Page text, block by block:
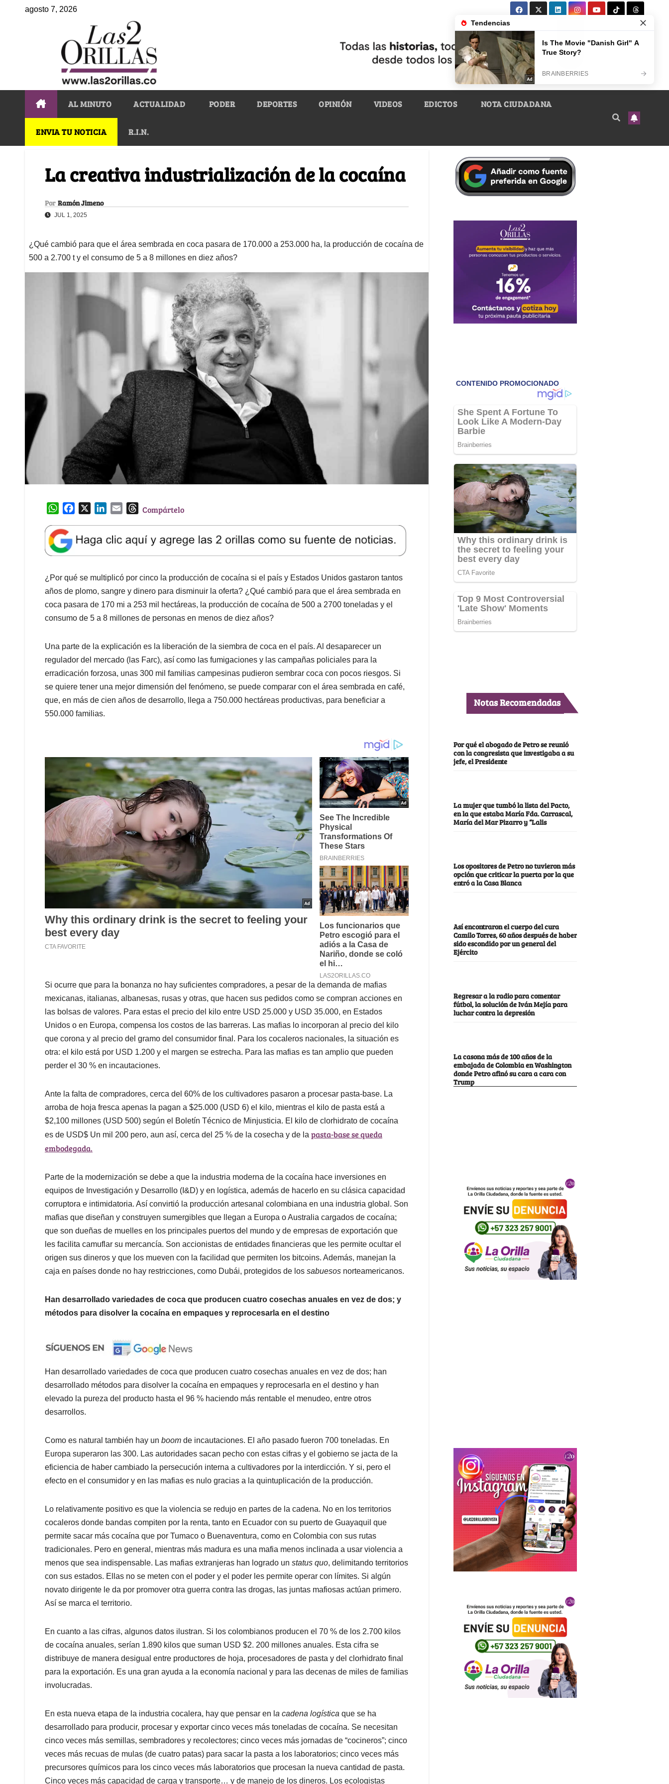
agosto 7, 2026
AL MINUTO ACTUALIDAD PODER DEPORTES OPINIÓN VIDEOS EDICTOS NOTA CIUDADANA
ENVIA TU NOTICIA R.I.N.
La creativa industrialización de la cocaína
Por Ramón Jimeno
JUL 1, 2025
¿Qué cambió para que el área sembrada en coca pasara de 170.000 a 253.000 ha, la producción de cocaína de
500 a 2.700 t y el consumo de 5 a 8 millones en diez años?
W
a
t
s
p
p
e
b
o
k
k
e
I
n
l
T
e
a
s
Compártelo
¿Por qué se multiplicó por cinco la producción de cocaína si el país y Estados Unidos gastaron tantos
años de plomo, sangre y dinero para disminuir la oferta? ¿Qué cambió para que el área sembrada en
coca pasara de 170 mi a 253 mil hectáreas, la producción de cocaína de 500 a 2700 toneladas y el
consumo de 5 a 8 millones de personas en menos de diez años?
Una parte de la explicación es la liberación de la siembra de coca en el país. Al desaparecer un
regulador del mercado (las Farc), así como las fumigaciones y las campañas policiales para la
erradicación forzosa, unas 300 mil familias campesinas pudieron sembrar coca con pocos riesgos. Si
se quiere tener una mejor dimensión del fenómeno, se puede comparar con el área sembrada en café,
que, en más de cien años de desarrollo, llega a 750.000 hectáreas productivas, para beneficiar a
550.000 familias.
Si ocurre que para la bonanza no hay suficientes compradores, a pesar de la demanda de mafias
mexicanas, italianas, albanesas, rusas y otras, que hacen sus pedidos como se compran acciones en
las bolsas de valores. Para estas el precio del kilo entre USD 25.000 y USD 35.000, en Estados
Unidos o en Europa, compensa los costos de las barreras. Las mafias lo incorporan al precio del kilo
que corona y al precio del gramo del consumidor final. Para los cocaleros nacionales, la situación es
otra: el kilo está por USD 1.200 y el margen se estrecha. Para las mafias es tan amplio que pueden
perder el 30 % en incautaciones.
Ante la falta de compradores, cerca del 60% de los cultivadores pasaron a procesar pasta-base. La
arroba de hoja fresca apenas la pagan a $25.000 (USD 6) el kilo, mientras el kilo de pasta está a
$2,100 millones (USD 500) según el Boletín Técnico de Minjusticia. El kilo de clorhidrato de cocaína
es de USD$ Un mil 200 pero, aun así, cerca del 25 % de la cosecha y de la pasta-base se queda
embodegada.
Parte de la modernización se debe a que la industria moderna de la cocaína hace inversiones en
equipos de Investigación y Desarrollo (I&D) y en logística, además de hacerlo en su clásica capacidad
corruptora e intimidatoria. Así convirtió la producción artesanal colombiana en una industria global. Son
mafias que diseñan y construyen sumergibles que llegan a Europa o Australia cargados de cocaína;
que son dueñas de muelles en los principales puertos del mundo y de empresas de exportación que
les facilita camuflar su mercancía. Son accionistas de entidades financieras que les permite ocultar el
origen sus dineros y que los mueven con la facilidad que permiten los bitcoins. Además, manejan la
caja en países donde no hay restricciones, como Dubái, protegidos de los sabuesos norteamericanos.
Han desarrollado variedades de coca que producen cuatro cosechas anuales en vez de dos; y
métodos para disolver la cocaína en empaques y reprocesarla en el destino
Han desarrollado variedades de coca que producen cuatro cosechas anuales en vez de dos; han
desarrollado métodos para disolver la cocaína en empaques y reprocesarla en el destino y han
elevado la pureza del producto hasta el 96 % haciendo más rentable el menudeo, entre otros
desarrollos.
Como es natural también hay un boom de incautaciones. El año pasado fueron 700 toneladas. En
Europa superaron las 300. Las autoridades sacan pecho con estas cifras y el gobierno se jacta de la
eficiencia de haber cambiado la persecución interna a cultivadores por la interdicción. Y si, pero el
efecto en el consumidor y en las mafias es nulo gracias a la quintuplicación de la producción.
Lo relativamente positivo es que la violencia se redujo en partes de la cadena. No en los territorios
cocaleros donde bandas compiten por la renta, tanto en Ecuador con su puerto de Guayaquil que
permite sacar más cocaína que por Tumaco o Buenaventura, como en Colombia con sus rutas
tradicionales. Pero en general, mientras más madura es una mafia menos inclinada a usar violencia a
menos que sea indispensable. Las mafias extranjeras han logrado un status quo, delimitando territorios
con sus estados. Ellas no se meten con el poder y el poder les permite operar con límites. Si algún
novato dirigente le da por promover otra guerra contra las drogas, las juntas mafiosas actúan primero.
Así se marca el territorio.
En cuanto a las cifras, algunos datos ilustran. Si los colombianos producen el 70 % de los 2.700 kilos
de cocaína anuales, serían 1.890 kilos que suman USD $2. 200 millones anuales. Esta cifra se
distribuye de manera desigual entre productores de hoja, procesadores de pasta y del clorhidrato final
para la exportación. Es una gran ayuda a la economía nacional y para las decenas de miles de familias
involucradas.
En esta nueva etapa de la industria cocalera, hay que pensar en l a cadena logística que se ha
desarrollado para producir, procesar y exportar cinco veces más toneladas de cocaína. Se necesitan
cinco veces más semillas, sembradores y recolectores; cinco veces más jornadas de “cocineros”; cinco
veces más recuas de mulas (de cuatro patas) para sacar la pasta a los laboratorios; cinco veces más
precursores químicos para los cinco veces más laboratorios que procesan la nueva cantidad de pasta.
Cinco veces más capacidad de carga y transporte… y de manejo de los dineros. Los ecologistas
Notas Recomendadas
Por qué el abogado de Petro se reunió
con la congresista que investigaba a su
jefe, el Presidente
La mujer que tumbó la lista del Pacto,
en la que estaba María Fda. Carrascal,
María del Mar Pizarro y “Lalis
Los opositores de Petro no tuvieron más
opción que criticar la puerta por la que
entró a la Casa Blanca
Así encontraron el cuerpo del cura
Camilo Torres, 60 años después de haber
sido escondido por un general del
Ejército
Regresar a la radio para comentar
fútbol, la solución de Iván Mejía para
luchar contra la depresión
La casona más de 100 años de la
embajada de Colombia en Washington
donde Petro afinó su cara a cara con
Trump